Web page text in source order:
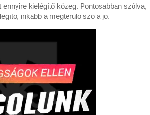
ennyire kielégítő közeg. Pontosabban szólva,
inkább a megtérülő szó a jó.